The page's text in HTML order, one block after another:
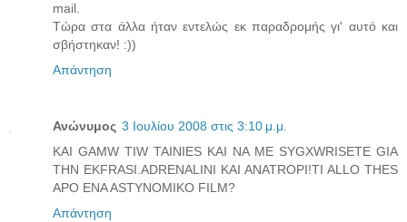
mail.
Τώρα στα άλλα ήταν εντελώς εκ παραδρομής γι' αυτό και
σβήστηκαν! :))
Απάντηση
Ανώνυμος 3 Ιουλίου 2008 στις 3:10 μ.μ.
KAI GAMW TIW TAINIES KAI NA ME SYGXWRISETE GIA
THN EKFRASI.ADRENALINI KAI ANATROPI!TI ALLO THES
APO ENA ASTYNOMIKO FILM?
Απάντηση